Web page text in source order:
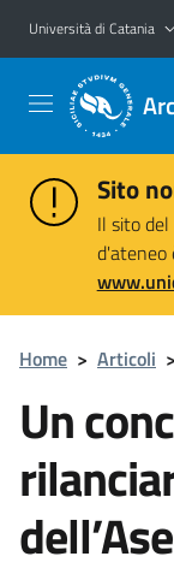
Vai al contenuto
Vai al menu di
Università di Catania
Sito
Il sito
d'ateneo
Home > Articoli >
Un